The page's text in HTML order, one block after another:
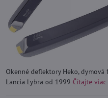
Okenné deflektory Heko,
Lancia Lybra od 1999 Čítajte viac